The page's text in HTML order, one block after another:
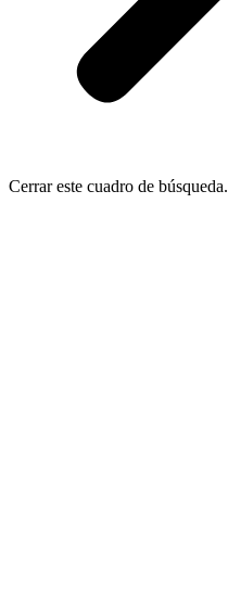
Cerrar este cuadro de búsqueda.